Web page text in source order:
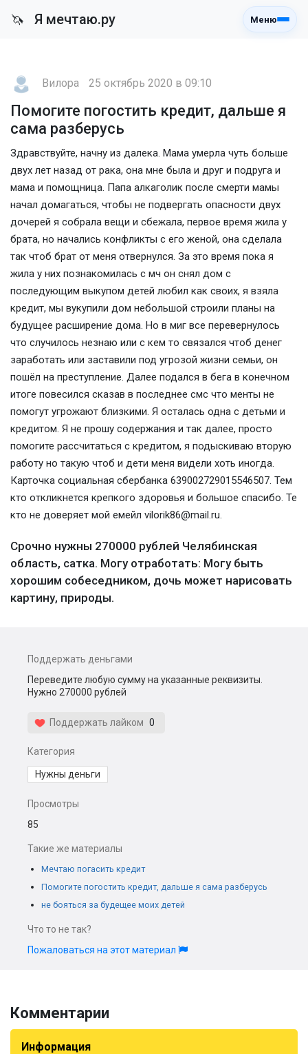
🦄 Я мечтаю.ру Меню
Вилора 25 октябрь 2020 в 09:10
Помогите погостить кредит, дальше я
сама разберусь
Здравствуйте, начну из далека. Мама умерла чуть больше
двух лет назад от рака, она мне была и друг и подруга и
мама и помощница. Папа алкаголик после смерти мамы
начал домагаться, чтобы не подвергать опасности двух
дочерей я собрала вещи и сбежала, первое время жила у
брата, но начались конфликты с его женой, она сделала
так чтоб брат от меня отвернулся. За это время пока я
жила у них познакомилась с мч он снял дом с
последующим выкупом детей любил как своих, я взяла
кредит, мы вукупили дом небольшой строили планы на
будущее расширение дома. Но в миг все перевернулось
что случилось незнаю или с кем то связался чтоб денег
заработать или заставили под угрозой жизни семьи, он
пошёл на преступление. Далее подался в бега в конечном
итоге повесился сказав в последнее смс что менты не
помогут угрожают близкими. Я осталась одна с детьми и
кредитом. Я не прошу содержания и так далее, просто
помогите рассчитаться с кредитом, я подыскиваю вторую
работу но такую чтоб и дети меня видели хоть иногда.
Карточка социальная сбербанка 639002729015546507. Тем
кто откликнется крепкого здоровья и большое спасибо. Те
кто не доверяет мой емейл vilorik86@mail.ru.
Срочно нужны 270000 рублей Челябинская
область, сатка. Могу отработать: Могу быть
хорошим собеседником, дочь может нарисовать
картину, природы.
Поддержать деньгами
Переведите любую сумму на указанные реквизиты.
Нужно 270000 рублей
Поддержать лайком 0
Категория
Нужны деньги
Просмотры
85
Такие же материалы
Мечтаю погасить кредит
Помогите погостить кредит, дальше я сама разберусь
не бояться за будещее моих детей
Что то не так?
Пожаловаться на этот материал
Комментарии
Информация